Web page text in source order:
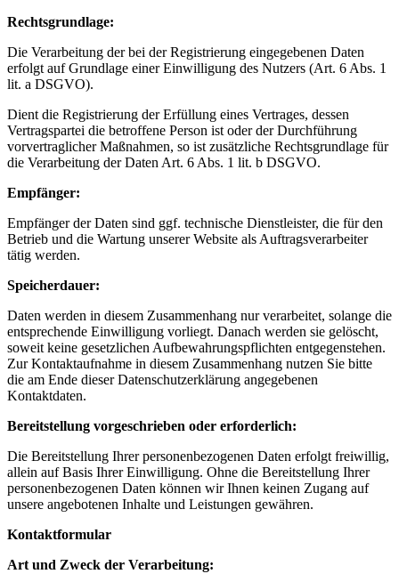
Rechtsgrundlage:
Die Verarbeitung der bei der Registrierung eingegebenen Daten
erfolgt auf Grundlage einer Einwilligung des Nutzers (Art. 6 Abs. 1
lit. a DSGVO).
Dient die Registrierung der Erfüllung eines Vertrages, dessen
Vertragspartei die betroffene Person ist oder der Durchführung
vorvertraglicher Maßnahmen, so ist zusätzliche Rechtsgrundlage für
die Verarbeitung der Daten Art. 6 Abs. 1 lit. b DSGVO.
Empfänger:
Empfänger der Daten sind ggf. technische Dienstleister, die für den
Betrieb und die Wartung unserer Website als Auftragsverarbeiter
tätig werden.
Speicherdauer:
Daten werden in diesem Zusammenhang nur verarbeitet, solange die
entsprechende Einwilligung vorliegt. Danach werden sie gelöscht,
soweit keine gesetzlichen Aufbewahrungspflichten entgegenstehen.
Zur Kontaktaufnahme in diesem Zusammenhang nutzen Sie bitte
die am Ende dieser Datenschutzerklärung angegebenen
Kontaktdaten.
Bereitstellung vorgeschrieben oder erforderlich:
Die Bereitstellung Ihrer personenbezogenen Daten erfolgt freiwillig,
allein auf Basis Ihrer Einwilligung. Ohne die Bereitstellung Ihrer
personenbezogenen Daten können wir Ihnen keinen Zugang auf
unsere angebotenen Inhalte und Leistungen gewähren.
Kontaktformular
Art und Zweck der Verarbeitung: